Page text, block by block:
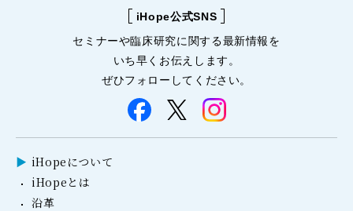
iHope公式SNS
セミナーや臨床研究に関する最新情報を
いち早くお伝えします。
ぜひフォローしてください。
iHopeについて
iHopeとは
沿革